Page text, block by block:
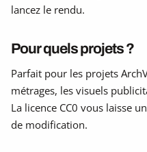
lancez le rendu.
Pour quels projets ?
Parfait pour les projets
métrages, les visuels
La licence CC0 vous laisse
de modification.